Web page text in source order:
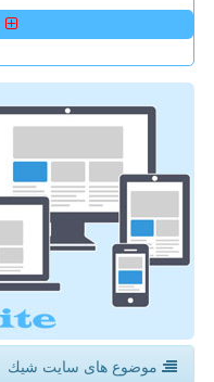
موضوع های سایت شیك